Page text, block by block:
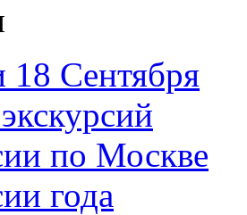
18 Сентября
по Москве
года